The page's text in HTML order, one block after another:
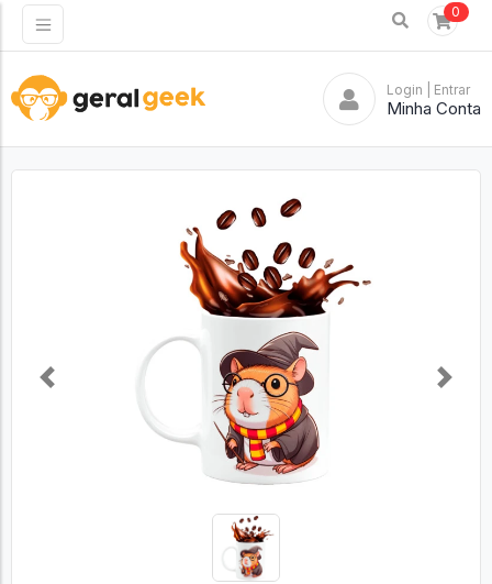
0
Login | Entrar
Minha Conta
Previous Next